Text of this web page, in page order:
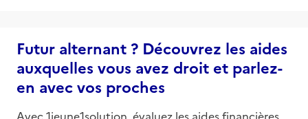
Futur alternant ? Découvrez les aides
auxquelles vous avez droit et parlez-
en avec vos proches
Avec 1jeune1solution, évaluez les aides financières